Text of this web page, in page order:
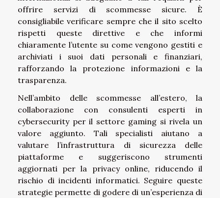
offrire servizi di scommesse sicure. È
consigliabile verificare sempre che il sito scelto
rispetti queste direttive e che informi
chiaramente l’utente su come vengono gestiti e
archiviati i suoi dati personali e finanziari,
rafforzando la protezione informazioni e la
trasparenza.
Nell’ambito delle scommesse all’estero, la
collaborazione con consulenti esperti in
cybersecurity per il settore gaming si rivela un
valore aggiunto. Tali specialisti aiutano a
valutare l’infrastruttura di sicurezza delle
piattaforme e suggeriscono strumenti
aggiornati per la privacy online, riducendo il
rischio di incidenti informatici. Seguire queste
strategie permette di godere di un’esperienza di